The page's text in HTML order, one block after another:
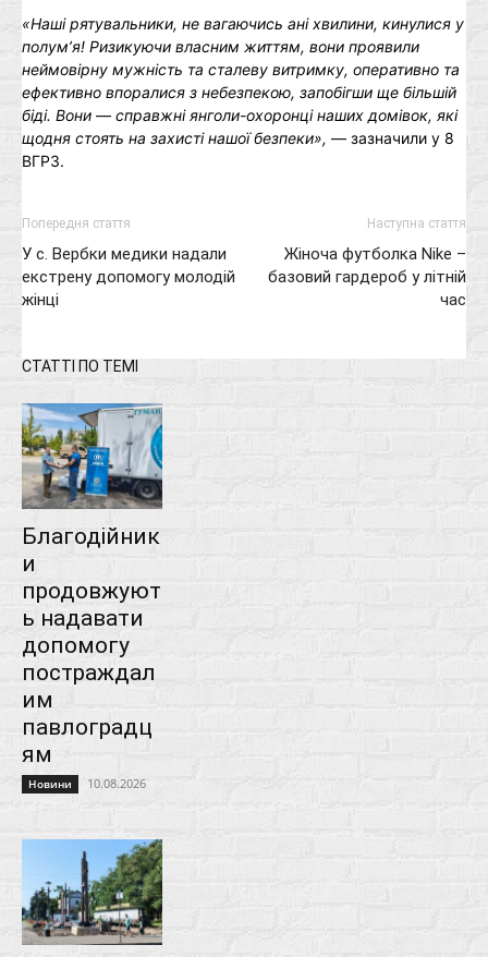
«Наші рятувальники, не вагаючись ані хвилини, кинулися у
полум’я! Ризикуючи власним життям, вони проявили
неймовірну мужність та сталеву витримку, оперативно та
ефективно впоралися з небезпекою, запобігши ще більшій
біді. Вони — справжні янголи-охоронці наших домівок, які
щодня стоять на захисті нашої безпеки», — зазначили у 8
ВГРЗ.
Попередня стаття
У с. Вербки медики надали
екстрену допомогу молодій
жінці
Наступна стаття
Жіноча футболка Nike –
базовий гардероб у літній
час
СТАТТІ ПО ТЕМІ
Благодійник
и
продовжуют
ь надавати
допомогу
постраждал
им
павлоградц
ям
Новини 10.08.2026